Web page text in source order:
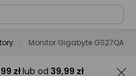
Monitor Gigabyte GS27QA
złlub od 39,99 zł